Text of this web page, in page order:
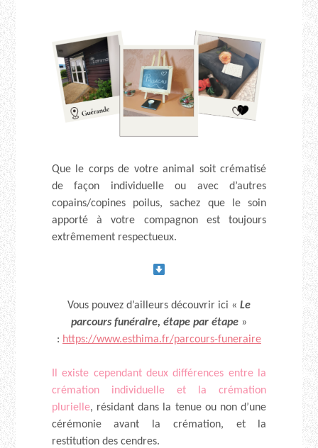
Que le corps de votre animal soit crématisé
de façon individuelle ou avec d’autres
copains/copines poilus, sachez que le soin
apporté à votre compagnon est toujours
extrêmement respectueux.
Vous pouvez d’ailleurs découvrir ici « Le
parcours funéraire, étape par étape»
: https://www.esthima.fr/parcours-funeraire
Il existe cependant deux différences entre la
crémation individuelle et la crémation
plurielle, résidant dans la tenue ou non d’une
cérémonie avant la crémation, et la
restitution des cendres.